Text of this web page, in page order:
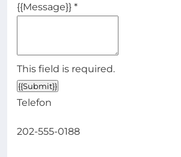
{{Message}} *
This field is required.
{{Submit}}
Telefon
202-555-0188